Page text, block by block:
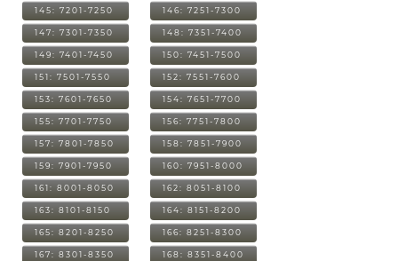
145: 7201-7250 146: 7251-7300
147: 7301-7350 148: 7351-7400
149: 7401-7450 150: 7451-7500
151: 7501-7550 152: 7551-7600
153: 7601-7650 154: 7651-7700
155: 7701-7750 156: 7751-7800
157: 7801-7850 158: 7851-7900
159: 7901-7950 160: 7951-8000
161: 8001-8050 162: 8051-8100
163: 8101-8150 164: 8151-8200
165: 8201-8250 166: 8251-8300
167: 8301-8350 168: 8351-8400